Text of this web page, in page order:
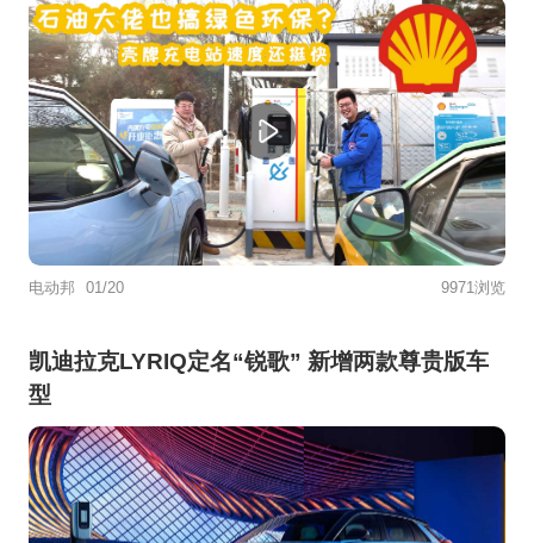
电动邦 01/20 9971浏览
凯迪拉克LYRIQ定名“锐歌” 新增两款尊贵版车
型